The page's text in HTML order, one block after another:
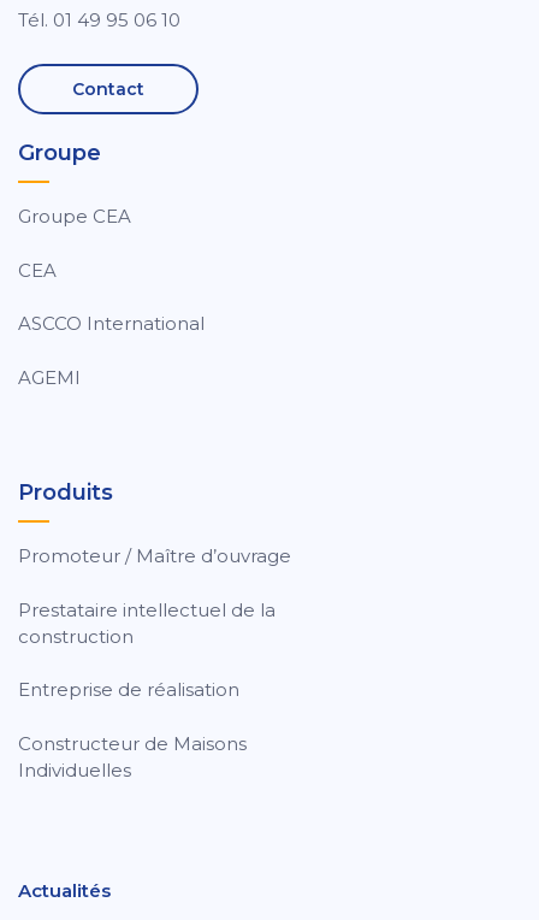
Tél. 01 49 95 06 10
Contact
Groupe
Groupe CEA
CEA
ASCCO International
AGEMI
Produits
Promoteur / Maître d’ouvrage
Prestataire intellectuel de la
construction
Entreprise de réalisation
Constructeur de Maisons
Individuelles
Actualités